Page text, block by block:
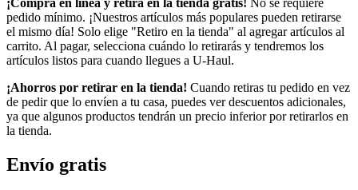
pedido mínimo. ¡Nuestros artículos más populares pueden retirarse
el mismo día! Solo elige "Retiro en la tienda" al agregar artículos al
carrito. Al pagar, selecciona cuándo lo retirarás y tendremos los
artículos listos para cuando llegues a U-Haul.
¡Ahorros por retirar en la tienda! Cuando retiras tu pedido en vez
de pedir que lo envíen a tu casa, puedes ver descuentos adicionales,
ya que algunos productos tendrán un precio inferior por retirarlos en
la tienda.
Envío gratis